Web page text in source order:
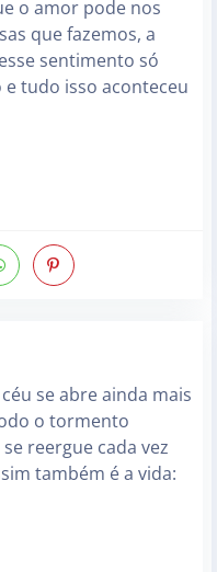
o amor pode nos
que fazemos, a
sentimento só
tudo isso aconteceu
se abre ainda mais
o tormento
reergue cada vez
também é a vida: